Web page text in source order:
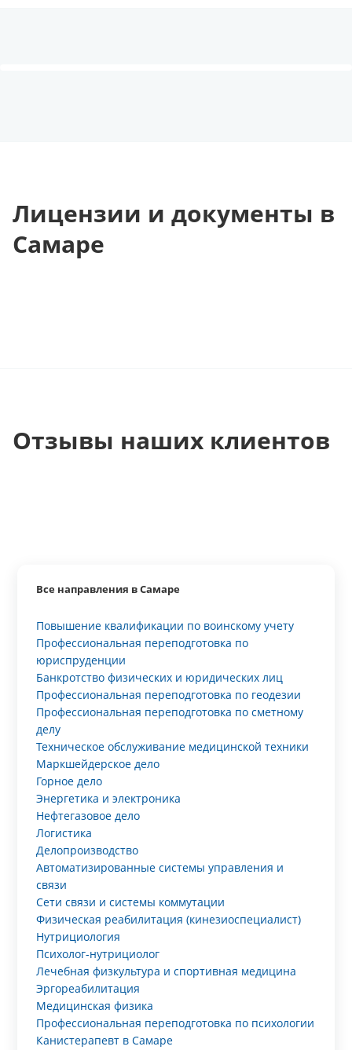
Лицензии и документы в
Самаре
Отзывы наших клиентов
Все направления в Самаре
Повышение квалификации по воинскому учету
Профессиональная переподготовка по
юриспруденции
Банкротство физических и юридических лиц
Профессиональная переподготовка по геодезии
Профессиональная переподготовка по сметному
делу
Техническое обслуживание медицинской техники
Маркшейдерское дело
Горное дело
Энергетика и электроника
Нефтегазовое дело
Логистика
Делопроизводство
Автоматизированные системы управления и
связи
Сети связи и системы коммутации
Физическая реабилитация (кинезиоспециалист)
Нутрициология
Психолог-нутрициолог
Лечебная физкультура и спортивная медицина
Эргореабилитация
Медицинская физика
Профессиональная переподготовка по психологии
Канистерапевт в Самаре